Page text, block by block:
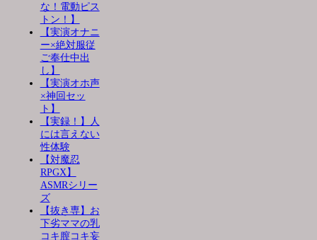
な！電動ピス
トン！】
【実演オナニ
ー×絶対服従
ご奉仕中出
し】
【実演オホ声
×神回セッ
ト】
【実録！】人
には言えない
性体験
【対魔忍
RPGX】
ASMRシリー
ズ
【抜き専】お
下劣ママの乳
コキ膣コキ妄